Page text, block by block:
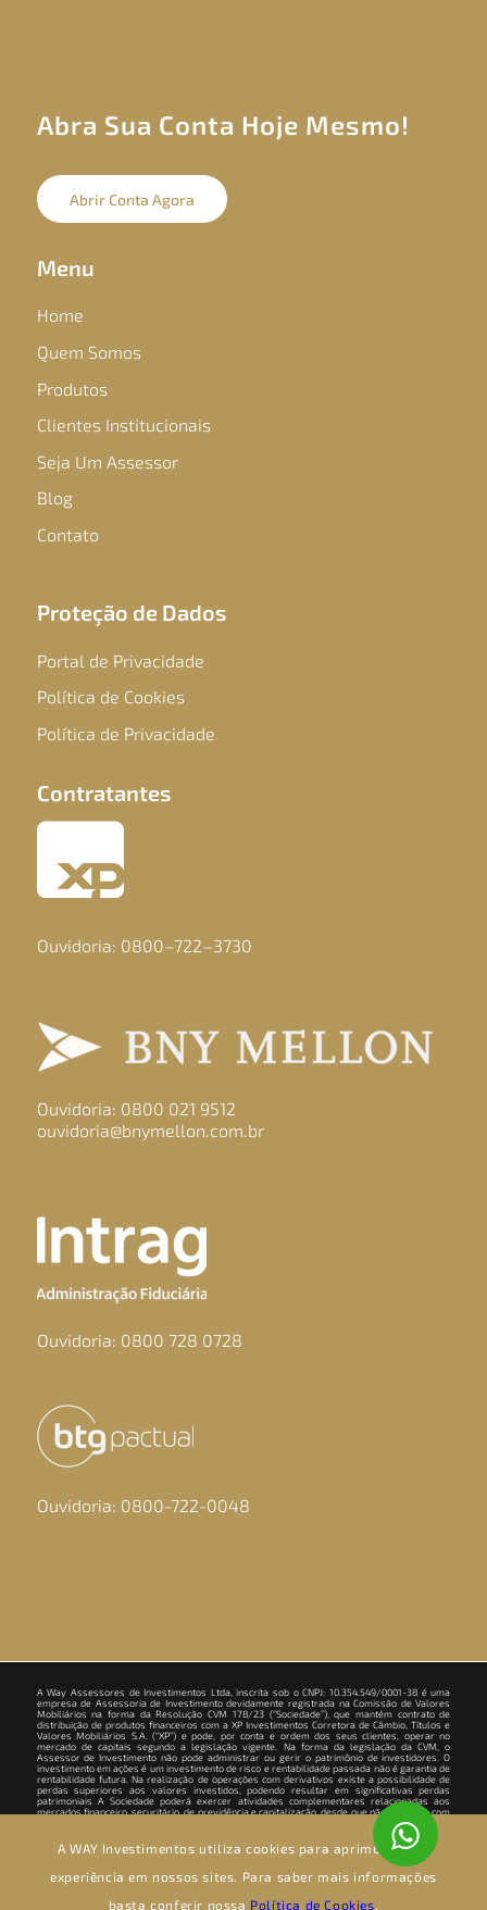
Abra Sua Conta Hoje Mesmo!
Abrir Conta Agora
Menu
Home
Quem Somos
Produtos
Clientes Institucionais
Seja Um Assessor
Blog
Contato
Proteção de Dados
Portal de Privacidade
Política de Cookies
Política de Privacidade
Contratantes
Ouvidoria: 0800–722–3730
Ouvidoria: 0800 021 9512
ouvidoria@bnymellon.com.br
Ouvidoria: 0800 728 0728
Ouvidoria: 0800-722-0048
A Way Assessores de Investimentos Ltda, inscrita sob o CNPJ: 10.354.549/0001-38 é uma
empresa de Assessoria de Investimento devidamente registrada na Comissão de Valores
Mobiliários na forma da Resolução CVM 178/23 (“Sociedade”), que mantém contrato de
distribuição de produtos financeiros com a XP Investimentos Corretora de Câmbio, Títulos e
Valores Mobiliários S.A. (“XP”) e pode, por conta e ordem dos seus clientes, operar no
mercado de capitais segundo a legislação vigente. Na forma da legislação da CVM, o
Assessor de Investimento não pode administrar ou gerir o patrimônio de investidores. O
investimento em ações é um investimento de risco e rentabilidade passada não é garantia de
rentabilidade futura. Na realização de operações com derivativos existe a possibilidade de
perdas superiores aos valores investidos, podendo resultar em significativas perdas
patrimoniais A Sociedade poderá exercer atividades complementares relacionadas aos
mercados financeiro, securitário, de previdência e capitalização, desde que não conflitem com
a atividade de assessoria de investimentos, podendo ser realizada por meio da pessoa
jurídica acima descrita ou por meio de pessoa jurídica terceira. Todas as atividades são
prestadas mantendo a devida segregação e em cumprimento ao quanto previsto nas regras
da CVM ou de outros órgãos reguladores e autorreguladores. Para informações e dúvidas
sobre produtos, contate seu assessor de investimentos. Para reclamações, contate a
Ouvidoria da XP pelo telefone 0800 722 3730.
© Copyright - Way Investimentos - Todos os direitos reservados |
A WAY Investimentos utiliza cookies para aprimorar sua
experiência em nossos sites. Para saber mais informações
basta conferir nossa Política de Cookies